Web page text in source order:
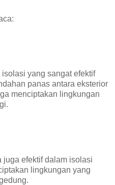
yang sangat efektif
panas antara eksterior
menciptakan lingkungan
juga efektif dalam isolasi
lingkungan yang